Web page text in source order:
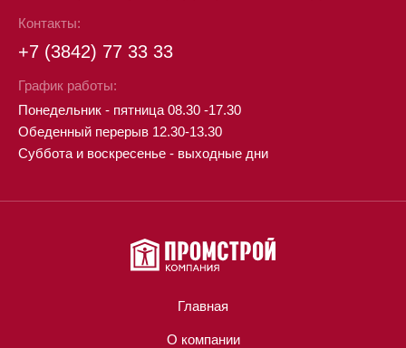
Контакты:
+7 (3842) 77 33 33
График работы:
Понедельник - пятница 08.30 -17.30
Обеденный перерыв 12.30-13.30
Суббота и воскресенье - выходные дни
Главная
О компании